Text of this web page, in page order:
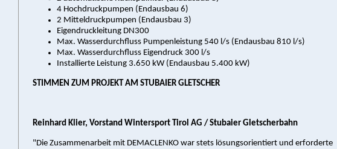
4 Hochdruckpumpen (Endausbau 6)
2 Mitteldruckpumpen (Endausbau 3)
Eigendruckleitung DN300
Max. Wasserdurchfluss Pumpenleistung 540 l/s (Endausbau 810 l/s)
Max. Wasserdurchfluss Eigendruck 300 l/s
Installierte Leistung 3.650 kW (Endausbau 5.400 kW)
STIMMEN ZUM PROJEKT AM STUBAIER GLETSCHER
Reinhard Klier, Vorstand Wintersport Tirol AG / Stubaier Gletscherbahn
"Die Zusammenarbeit mit DEMACLENKO war stets lösungsorientiert und erforderte